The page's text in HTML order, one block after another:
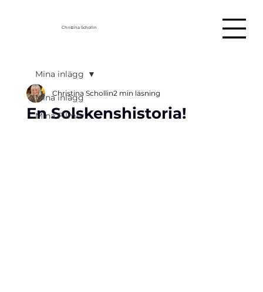
Christina Schollin
Mina inlägg
Mina Filmer
Mina inlägg
En Solskenshistoria!
Christina Schollin2 min läsning